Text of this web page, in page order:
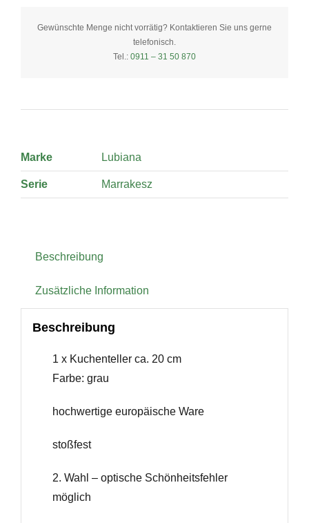
20
Gewünschte Menge nicht vorrätig? Kontaktieren Sie uns gerne
telefonisch.
Tel.: 0911 – 31 50 870
Marke Lubiana
Serie Marrakesz
Beschreibung
Zusätzliche Information
Beschreibung
1 x Kuchenteller ca. 20 cm
Farbe: grau
hochwertige europäische Ware
stoßfest
2. Wahl – optische Schönheitsfehler
möglich